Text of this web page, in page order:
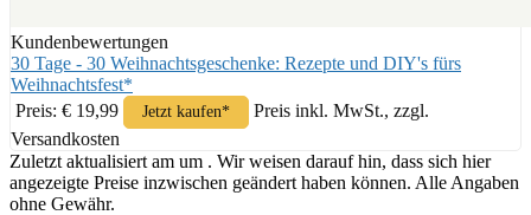
Kundenbewertungen
30 Tage - 30 Weihnachtsgeschenke: Rezepte und DIY's fürs
Weihnachtsfest*
Preis: € 19,99
Jetzt kaufen*
Preis inkl. MwSt., zzgl.
Versandkosten
Zuletzt aktualisiert am um . Wir weisen darauf hin, dass sich hier
angezeigte Preise inzwischen geändert haben können. Alle Angaben
ohne Gewähr.